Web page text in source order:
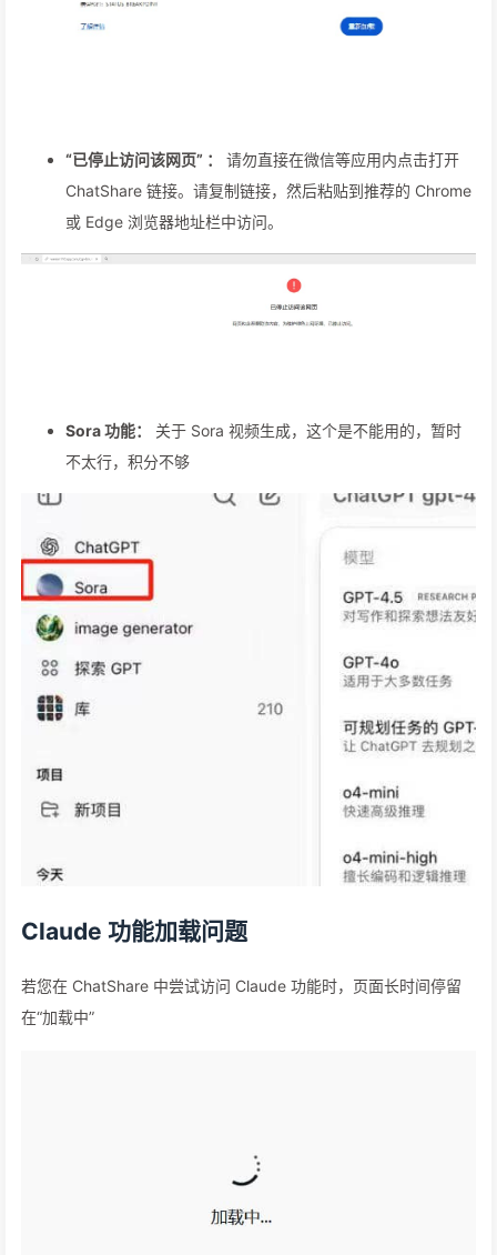
“已停止访问该网页” ：
请勿直接在微信等应用内点击打开
ChatShare 链接。请复制链接，然后粘贴到推荐的 Chrome
或 Edge 浏览器地址栏中访问。
Sora 功能：
关于 Sora 视频生成，这个是不能用的，暂时
不太行，积分不够
Claude 功能加载问题
若您在 ChatShare 中尝试访问 Claude 功能时，页面长时间停留
在“加载中”